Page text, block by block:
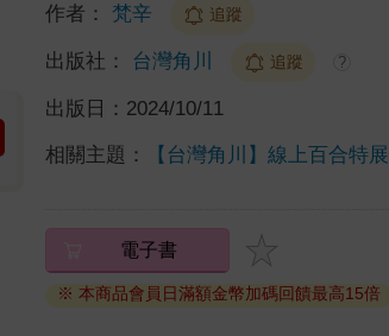
作者： 梵辛 追蹤
出版社： 台灣角川 追蹤 ?
出版日： 2024/10/11
相關主題： 【台灣角川】線上百合特展
電子書
※ 本商品會員日滿額金幣加碼回饋最高15倍